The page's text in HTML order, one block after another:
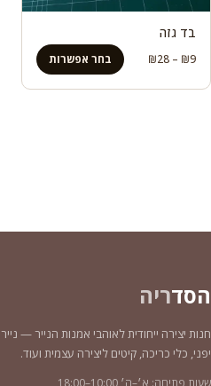
בד גזה
₪9
–
₪28
מחירים:
בחר אפשרות
הסדריה
חנות יצירה ייחודית לאוהבי אמנות הנייר — נייר
יפני, כלי כריכה, קיטים ליצירה עצמית ועוד.
שעות פתיחה: א׳–ה׳ 10:00–18:00